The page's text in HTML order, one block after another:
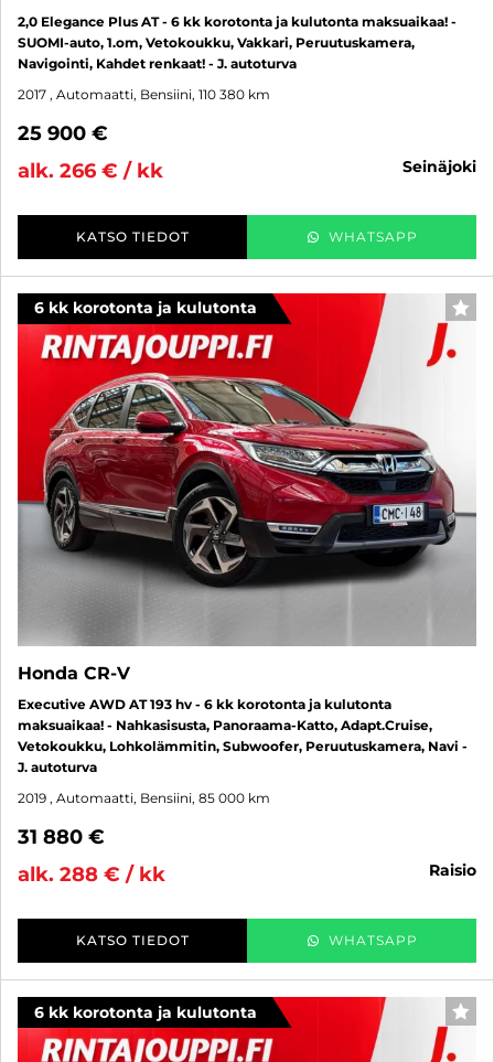
2,0 Elegance Plus AT - 6 kk korotonta ja kulutonta maksuaikaa! -
SUOMI-auto, 1.om, Vetokoukku, Vakkari, Peruutuskamera,
Navigointi, Kahdet renkaat! - J. autoturva
2017 , Automaatti, Bensiini, 110 380 km
25 900 €
alk. 266 € / kk
seinäjoki
KATSO TIEDOT WHATSAPP
6 kk korotonta ja kulutonta
Honda CR-V
Executive AWD AT 193 hv - 6 kk korotonta ja kulutonta
maksuaikaa! - Nahkasisusta, Panoraama-Katto, Adapt.Cruise,
Vetokoukku, Lohkolämmitin, Subwoofer, Peruutuskamera, Navi -
J. autoturva
2019 , Automaatti, Bensiini, 85 000 km
31 880 €
alk. 288 € / kk
raisio
KATSO TIEDOT WHATSAPP
6 kk korotonta ja kulutonta